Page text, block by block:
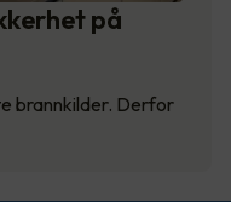
på
brannkilder. Derfor